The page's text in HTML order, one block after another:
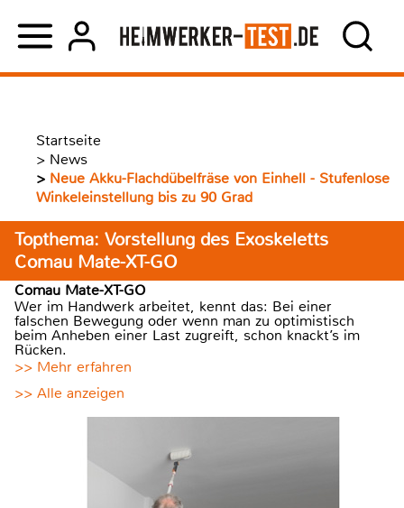
Startseite
> News
> Neue Akku-Flachdübelfräse von Einhell - Stufenlose
Winkeleinstellung bis zu 90 Grad
Topthema: Vorstellung des Exoskeletts
Comau Mate-XT-GO
Comau Mate-XT-GO
Wer im Handwerk arbeitet, kennt das: Bei einer
falschen Bewegung oder wenn man zu optimistisch
beim Anheben einer Last zugreift, schon knackt’s im
Rücken.
>> Mehr erfahren
>> Alle anzeigen